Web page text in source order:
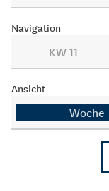
Navigation
KW 11
Ansicht
Woche